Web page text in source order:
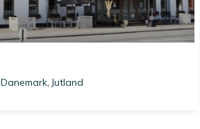
Danemark, Jutland